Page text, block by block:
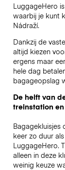
LuggageHero
waarbij je kunt
Nádraží.
Dankzij de
altijd kiezen
ergens maar
hele dag
bagageopslag
De helft van
treinstation
Bagagekluisjes
keer zo duur
LuggageHero.
alleen in deze
weinig keuze